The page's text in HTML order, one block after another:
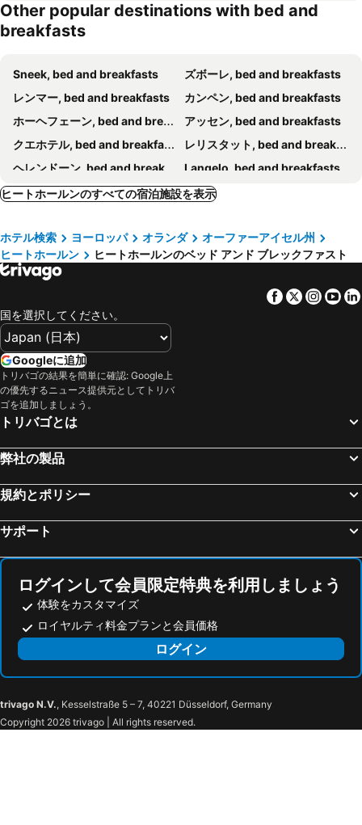
Other popular destinations with bed and
breakfasts
Sneek, bed and breakfasts
ズボーレ, bed and breakfasts
レンマー, bed and breakfasts
カンペン, bed and breakfasts
ホーヘフェーン, bed and breakfasts
アッセン, bed and breakfasts
クエホテル, bed and breakfasts
レリスタット, bed and breakfasts
ヘレンドーン, bed and breakfasts
Langelo, bed and breakfasts
ダルフセン, bed and breakfasts
Súdwest Fryslân, bed and breakfasts
ハルデンベルク, bed and breakfasts
Nunspeet, bed and breakfasts
Steenwijkerland, bed and breakfasts
ウェステルボルク, bed and breakfasts
ヘーレンフェーン, bed and breakfasts
Drachten, bed and breakfasts
Opsterland, bed and breakfasts
Ooststellingwerf, bed and breakfasts
エーペ, bed and breakfasts
Ruinen, bed and breakfasts
オンメン, bed and breakfasts
Elburg, bed and breakfasts
Nieuwleusen, bed and breakfasts
Staphorst, bed and breakfasts
Rijs, bed and breakfasts
Sibculo, bed and breakfasts
Eernewoude, bed and breakfasts
ヒートホールンのすべての宿泊施設を表示
ホテル検索 ヨーロッパ オランダ
オーファーアイセル州
ヒートホールン
ヒートホールンのベッド アンド ブレックファスト
Facebook
Twitter
国を選択してください。
Googleに追加
トリバゴの結果を簡単に確認: Google上
の優先するニュース提供元としてトリバ
ゴを追加しましょう。
トリバゴとは
弊社の製品
規約とポリシー
サポート
ログインして会員限定特典を利用しましょう
体験をカスタマイズ
ロイヤルティ料金プランと会員価格
ログイン
trivago N.V., Kesselstraße 5 – 7, 40221 Düsseldorf, Germany
Copyright 2026 trivago | All rights reserved.